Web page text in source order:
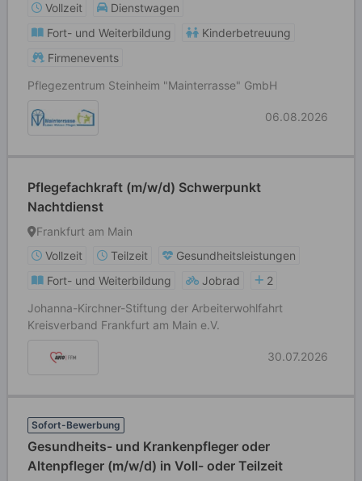
Vollzeit
Dienstwagen
Fort- und Weiterbildung
Kinderbetreuung
Firmenevents
Pflegezentrum Steinheim "Mainterrasse" GmbH
06.08.2026
Pflegefachkraft (m/w/d) Schwerpunkt
Nachtdienst
Frankfurt am Main
Vollzeit
Teilzeit
Gesundheitsleistungen
Fort- und Weiterbildung
Jobrad
2
Johanna-Kirchner-Stiftung der Arbeiterwohlfahrt
Kreisverband Frankfurt am Main e.V.
30.07.2026
Sofort-Bewerbung
Gesundheits- und Krankenpfleger oder
Altenpfleger (m/w/d) in Voll- oder Teilzeit